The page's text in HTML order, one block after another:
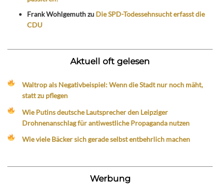
Frank Wohlgemuthzu Die SPD-Todessehnsucht erfasst die
CDU
Aktuell oft gelesen
Waltrop als Negativbeispiel: Wenn die Stadt nur noch mäht,
statt zu pflegen
Wie Putins deutsche Lautsprecher den Leipziger
Drohnenanschlag für antiwestliche Propaganda nutzen
Wie viele Bäcker sich gerade selbst entbehrlich machen
Werbung